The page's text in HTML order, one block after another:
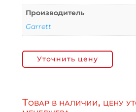
Производитель
Garrett
Уточнить цену
Товар в наличии, цену